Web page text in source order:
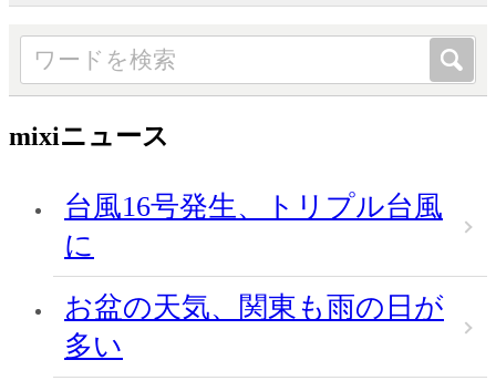
mixiニュース
台風16号発生、トリプル台風
に
お盆の天気、関東も雨の日が
多い